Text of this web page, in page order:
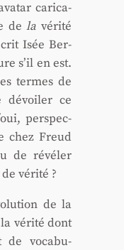
cari­ca­
dela véri­té
Isée Ber­
s’il en est.
termes de
dévoi­ler ce
pers­pec­
chez Freud
de révé­ler
véri­té ?
de la
véri­té dont
de voca­bu­